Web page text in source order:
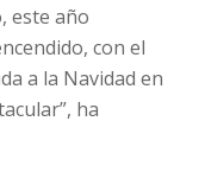
este año
con el
a la Navidad en
ha